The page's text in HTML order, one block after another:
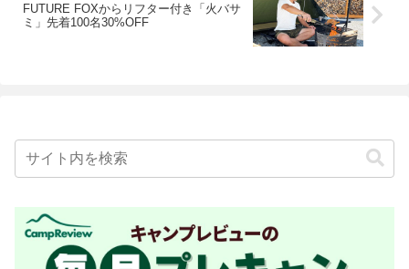
FUTURE FOXからリフター付き「火バサ
ミ」先着100名30%OFF